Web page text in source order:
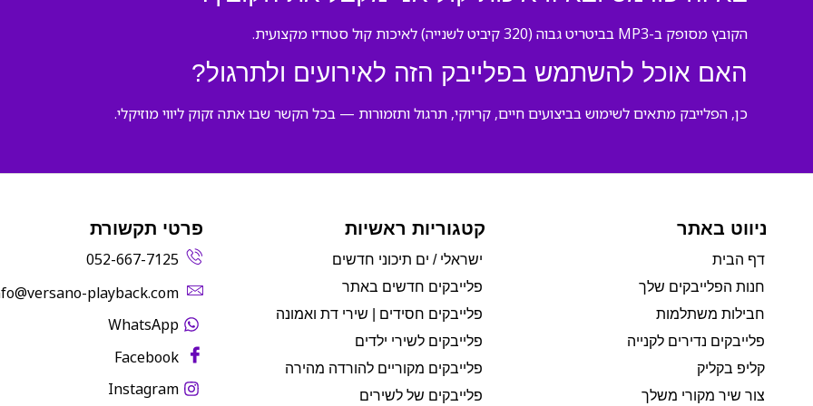
הקובץ מסופק ב-MP3 בביטריט גבוה (320 קיביט לשנייה) לאיכות קול סטודיו מקצועית.
האם אוכל להשתמש בפלייבק הזה לאירועים ולתרגול?
כן, הפלייבק מתאים לשימוש בביצועים חיים, קריוקי, תרגול ותזמורות — בכל הקשר שבו אתה זקוק ליווי מוזיקלי.
ניווט באתר
דף הבית
חנות הפלייבקים שלך
חבילות משתלמות
פלייבקים נדירים לקנייה
קליפ בקליק
צור שיר מקורי משלך
קטגוריות ראשיות
ישראלי / ים תיכוני חדשים
פלייבקים חדשים באתר
פלייבקים חסידים | שירי דת ואמונה
פלייבקים לשירי ילדים
פלייבקים מקוריים להורדה מהירה
פלייבקים של לשירים
פרטי תקשורת
052-667-7125
playback.com‬
WhatsApp
Facebook
Instagram